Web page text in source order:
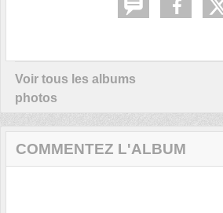
Voir tous les albums
photos
COMMENTEZ L'ALBUM